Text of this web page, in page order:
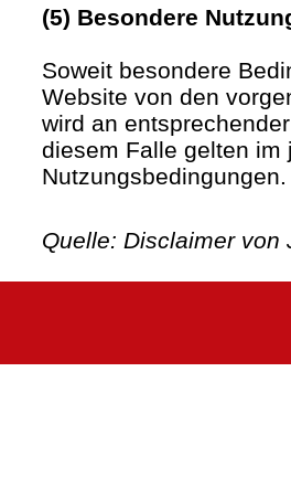
(5) Besondere
Soweit besondere
Website von den
wird an
diesem Falle gelten im
Nutzungsbedingungen.
Quelle: Disclaimer von